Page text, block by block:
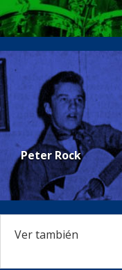
Peter Rock
Ver también